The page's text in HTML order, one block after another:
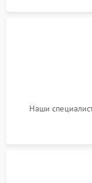
Наши